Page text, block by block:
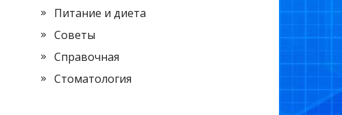
Питание и диета
Советы
Справочная
Стоматология